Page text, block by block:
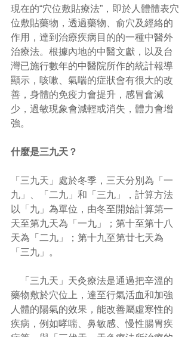
現在的“穴位敷貼療法”，即於人體體表穴
位敷貼藥物，透過藥物、俞穴及經絡的
作用，達到治療疾病目的的一種中醫外
治療法。根據內地的中醫文獻，以及台
灣已施行數年的中醫院所作的統計報導
顯示，咳嗽、氣喘的症狀會有很大的改
善，身體的免疫力會提升，感冒會減
少，過敏現象會減輕或消失，體力會增
強。
什麼是三九天？
「三九天」處於冬季，三天分別為「一
九」、「二九」和「三九」，計算方法
以「九」為單位，由冬至開始計算第一
天至第九天為「一九」；第十至第十八
天為「二九」；第十九至第廿七天為
「三九」。
藥物敷於穴位上，達至行氣活血和加強
人體的陽氣的效果，能改善屬虛寒性的
疾病，例如哮喘、鼻敏感、慢性腸胃疾